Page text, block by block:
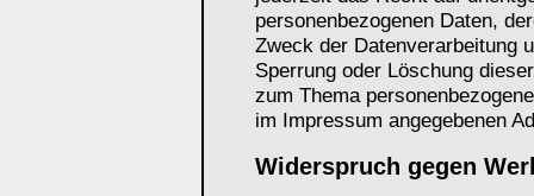
personenbezogenen Daten,
Zweck der Datenverarbeitung
Sperrung oder Löschung
zum Thema
im Impressum angegebenen
Widerspruch gegen